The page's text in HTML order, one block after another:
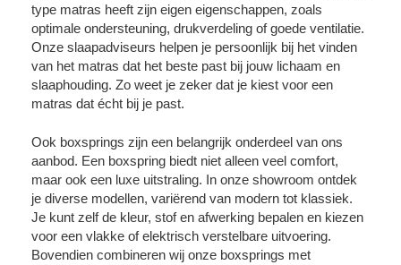
type matras heeft zijn eigen eigenschappen, zoals
optimale ondersteuning, drukverdeling of goede ventilatie.
Onze slaapadviseurs helpen je persoonlijk bij het vinden
van het matras dat het beste past bij jouw lichaam en
slaaphouding. Zo weet je zeker dat je kiest voor een
matras dat écht bij je past.
Ook boxsprings zijn een belangrijk onderdeel van ons
aanbod. Een boxspring biedt niet alleen veel comfort,
maar ook een luxe uitstraling. In onze showroom ontdek
je diverse modellen, variërend van modern tot klassiek.
Je kunt zelf de kleur, stof en afwerking bepalen en kiezen
voor een vlakke of elektrisch verstelbare uitvoering.
Bovendien combineren wij onze boxsprings met